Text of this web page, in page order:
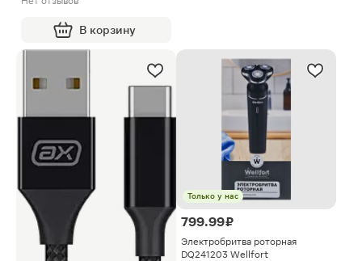
В корзину
Только у нас
799.99 ₽
Электробритва роторная
DQ241203 Wellfort